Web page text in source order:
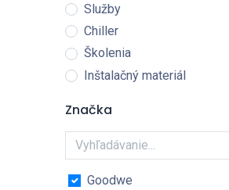
Služby
Chiller
Školenia
Inštalačný materiál
Značka
Goodwe